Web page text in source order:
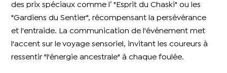
des prix spéciaux comme l’ "Esprit du Chaski" ou les
"Gardiens du Sentier", récompensant la persévérance
et l'entraide. La communication de l'événement met
l'accent sur le voyage sensoriel, invitant les coureurs à
ressentir "l'énergie ancestrale" à chaque foulée.